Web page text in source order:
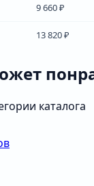
9 660 ₽
13 820 ₽
каталога